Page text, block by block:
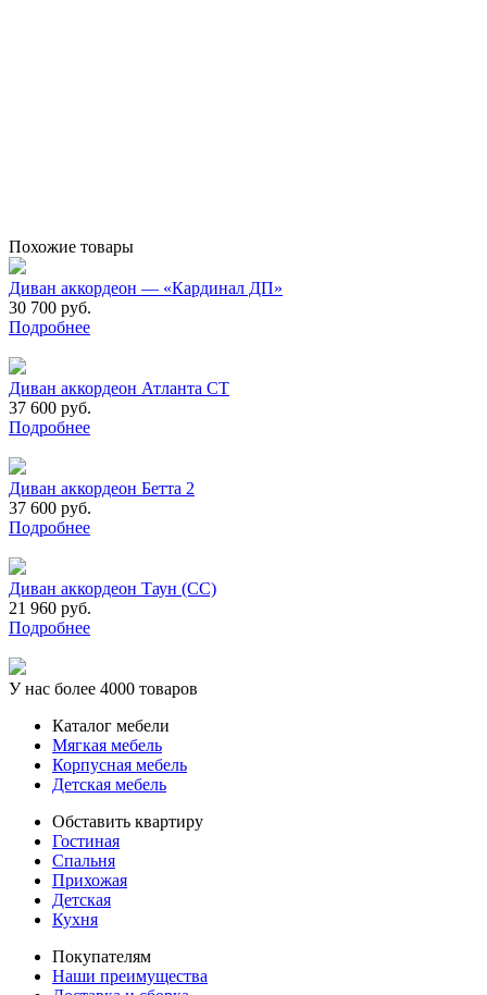
Похожие товары
Диван аккордеон — «Кардинал ДП»
30 700 руб.
Подробнее
Диван аккордеон Атланта СТ
37 600 руб.
Подробнее
Диван аккордеон Бетта 2
37 600 руб.
Подробнее
Диван аккордеон Таун (СС)
21 960 руб.
Подробнее
У нас более 4000 товаров
Каталог мебели
Мягкая мебель
Корпусная мебель
Детская мебель
Обставить квартиру
Гостиная
Спальня
Прихожая
Детская
Кухня
Покупателям
Наши преимущества